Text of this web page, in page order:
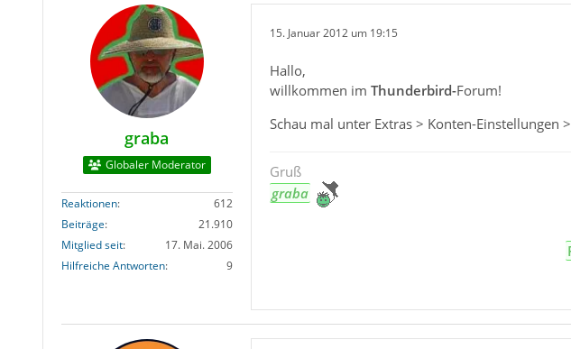
graba
Globaler Moderator
Reaktionen
612
Beiträge
21.910
Mitglied seit
17. Mai. 2006
Hilfreiche Antworten
9
15. Januar 2012 um 19:15
Hallo,
willkommen im Thunderbird-Forum!
Schau mal unter Extras > Konten-
Gruß
graba